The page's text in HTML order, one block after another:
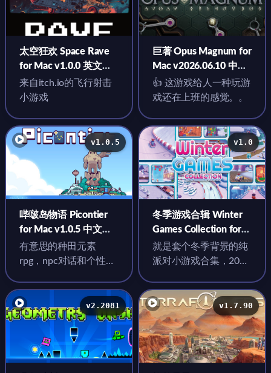
太空狂欢 Space Rave
for Mac v1.0.0 英文原
生版
来自itch.io的飞行射击
小游戏
巨著 Opus Magnum for
Mac v2026.06.10 中文
原生版
👍 这游戏给人一种玩游
戏还在上班的感觉。。
v1.0.5
哔啵岛物语 Picontier
for Mac v1.0.5 中文原
生版
有意思的种田元素
rpg，npc对话和个性都
小故事，画风也很可爱
v1.0
冬季游戏合辑 Winter
Games Collection for
Mac v1.0 中文原生版
就是套个冬季背景的纯
派对小游戏合集，20多
个上下
v2.2081 v1.7.90